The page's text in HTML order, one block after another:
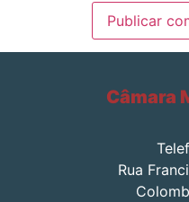
Câmara
Rua